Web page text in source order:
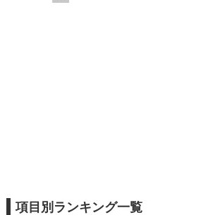
項目別ランキング一覧